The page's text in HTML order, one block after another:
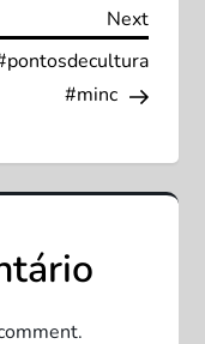
Next
Post
Next
#minc